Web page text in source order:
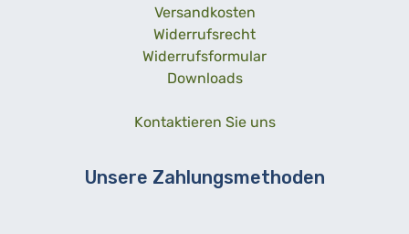
Versandkosten
Widerrufsrecht
Widerrufsformular
Downloads
Kontaktieren Sie uns
Unsere Zahlungsmethoden